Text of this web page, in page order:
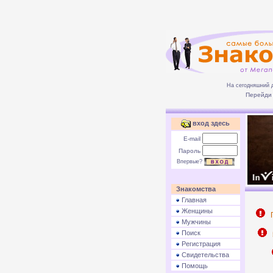
На сегодняшний
Перейди
вход здесь
E-mail
Пароль
Впервые?
Знакомства
Главная
Женщины
Мужчины
Поиск
Регистрация
Свидетельства
Помощь